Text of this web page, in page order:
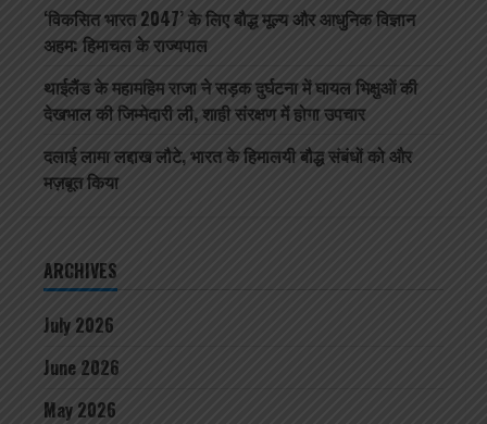
‘विकसित भारत 2047’ के लिए बौद्ध मूल्य और आधुनिक विज्ञान
अहम: हिमाचल के राज्यपाल
थाईलैंड के महामहिम राजा ने सड़क दुर्घटना में घायल भिक्षुओं की
देखभाल की जिम्मेदारी ली, शाही संरक्षण में होगा उपचार
दलाई लामा लद्दाख लौटे, भारत के हिमालयी बौद्ध संबंधों को और
मज़बूत किया
ARCHIVES
July 2026
June 2026
May 2026